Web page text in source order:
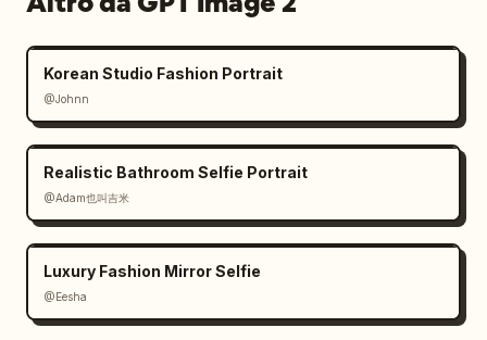
Korean Studio Fashion Portrait
@Johnn
Realistic Bathroom Selfie Portrait
@Adam也叫吉米
Luxury Fashion Mirror Selfie
@Eesha